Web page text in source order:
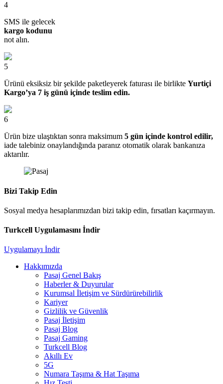
4
SMS ile gelecek
kargo kodunu
not alın.
5
Ürünü eksiksiz bir şekilde paketleyerek faturası ile birlikte Yurtiçi
Kargo’ya 7 iş günü içinde teslim edin.
6
Ürün bize ulaştıktan sonra maksimum 5 gün içinde kontrol edilir,
iade talebiniz onaylandığında paranız otomatik olarak bankanıza
aktarılır.
Bizi Takip Edin
Sosyal medya hesaplarımızdan bizi takip edin, fırsatları kaçırmayın.
Turkcell Uygulamasını İndir
Uygulamayı İndir
Hakkımızda
Pasaj Genel Bakış
Haberler & Duyurular
Kurumsal İletişim ve Sürdürürebilirlik
Kariyer
Gizlilik ve Güvenlik
Pasaj İletişim
Pasaj Blog
Pasaj Gaming
Turkcell Blog
Akıllı Ev
5G
Numara Taşıma & Hat Taşıma